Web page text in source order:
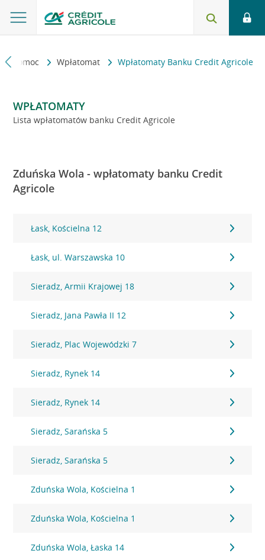
i pomoc Wpłatomat Wpłatomaty Banku Credit Agricole
WPŁATOMATY
Lista wpłatomatów banku Credit Agricole
Zduńska Wola - wpłatomaty banku Credit
Agricole
Łask, Kościelna 12
Łask, ul. Warszawska 10
Sieradz, Armii Krajowej 18
Sieradz, Jana Pawła II 12
Sieradz, Plac Wojewódzki 7
Sieradz, Rynek 14
Sieradz, Rynek 14
Sieradz, Sarańska 5
Sieradz, Sarańska 5
Zduńska Wola, Kościelna 1
Zduńska Wola, Kościelna 1
Zduńska Wola, Łaska 14